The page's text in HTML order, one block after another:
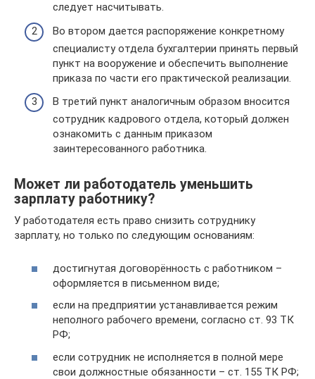
следует насчитывать.
Во втором дается распоряжение конкретному
специалисту отдела бухгалтерии принять первый
пункт на вооружение и обеспечить выполнение
приказа по части его практической реализации.
В третий пункт аналогичным образом вносится
сотрудник кадрового отдела, который должен
ознакомить с данным приказом
заинтересованного работника.
Может ли работодатель уменьшить
зарплату работнику?
У работодателя есть право снизить сотруднику
зарплату, но только по следующим основаниям:
достигнутая договорённость с работником –
оформляется в письменном виде;
если на предприятии устанавливается режим
неполного рабочего времени, согласно ст. 93 ТК
РФ;
если сотрудник не исполняется в полной мере
свои должностные обязанности – ст. 155 ТК РФ;